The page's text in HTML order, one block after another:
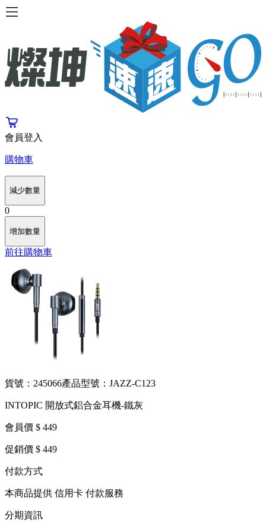
會員登入
購物車
減少數量
0
增加數量
前往購物車
貨號：245066產品型號：JAZZ-C123
INTOPIC 開放式鋁合金耳機-鐵灰
會員價 $ 449
促銷價 $ 449
付款方式
本商品提供 信用卡 付款服務
分期資訊